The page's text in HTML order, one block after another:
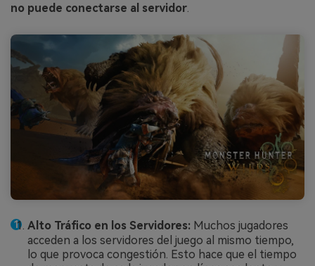
no puede conectarse al servidor.
Alto Tráfico en los Servidores: Muchos jugadores
acceden a los servidores del juego al mismo tiempo,
lo que provoca congestión. Esto hace que el tiempo